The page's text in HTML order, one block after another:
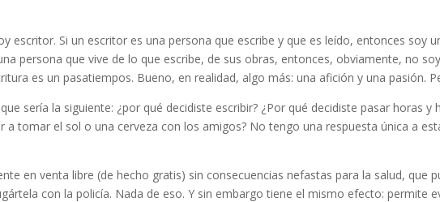
escritor. Si un escritor es una persona que escribe y que es leído, entonces soy
persona que vive de lo que escribe, de sus obras, entonces, obviamente, no
es un pasatiempos. Bueno, en realidad, algo más: una afición y una pasión.
sería la siguiente: ¿por qué decidiste escribir? ¿Por qué decidiste pasar horas y
tomar el sol o una cerveza con los amigos? No tengo una respuesta única a
en venta libre (de hecho gratis) sin consecuencias nefastas para la salud, que
con la policía. Nada de eso. Y sin embargo tiene el mismo efecto: permite